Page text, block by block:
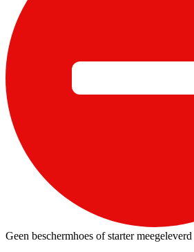
Geen beschermhoes of starter meegeleverd